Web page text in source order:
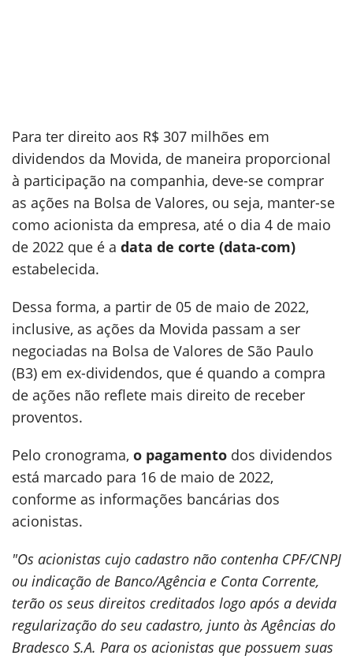
Para ter direito aos R$ 307 milhões em
dividendos da Movida, de maneira proporcional
à participação na companhia, deve-se comprar
as ações na Bolsa de Valores, ou seja, manter-se
como acionista da empresa, até o dia 4 de maio
de 2022 que é a data de corte (data-com)
estabelecida.
Dessa forma, a partir de 05 de maio de 2022,
inclusive, as ações da Movida passam a ser
negociadas na Bolsa de Valores de São Paulo
(B3) em ex-dividendos, que é quando a compra
de ações não reflete mais direito de receber
proventos.
Pelo cronograma, o pagamento dos dividendos
está marcado para 16 de maio de 2022,
conforme as informações bancárias dos
acionistas.
"Os acionistas cujo cadastro não contenha CPF/CNPJ
ou indicação de Banco/Agência e Conta Corrente,
terão os seus direitos creditados logo após a devida
regularização do seu cadastro, junto às Agências do
Bradesco S.A. Para os acionistas que possuem suas